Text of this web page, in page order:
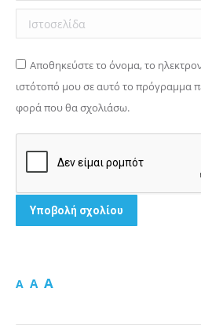
Ιστοσελίδα
Αποθηκεύστε το όνομα, το
ιστότοπό μου σε αυτό το πρόγραμμα
φορά που θα σχολιάσω.
Υποβολή σχολίου
A A A